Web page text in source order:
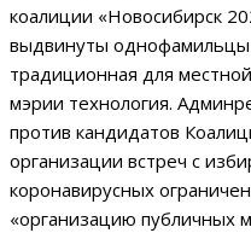
коалиции «Новосибирск
выдвинуты
традиционная для
мэрии технология.
против кандидатов
организации встреч с
коронавирусных
«организацию публичных